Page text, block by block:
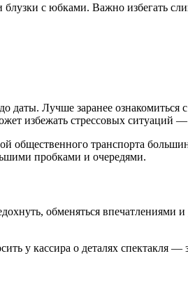
с юбками. Важно избегать
даты. Лучше заранее ознакомиться
избежать стрессовых ситуаций
общественного транспорта
пробками и очередями.
обменяться впечатлениями и
у кассира о деталях спектакля